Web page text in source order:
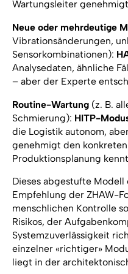
Wartungsleiter
Neue oder mehrdeutige
Vibrationsänderungen,
Sensorkombinationen):
Analysedaten, ähnliche
– aber der Experte
Routine-Wartung(z. B.
Schmierung): HITP-
die Logistik autonom,
genehmigt den
Produktionsplanung
Dieses abgestufte
Empfehlung der ZHAW-
menschlichen Kontrolle
Risikos, der
Systemzuverlässigkeit
einzelner «richtiger»
liegt in der